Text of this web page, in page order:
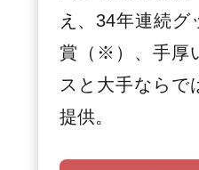
え、34年連続グ
賞（※）、手厚
スと大手ならで
提供。